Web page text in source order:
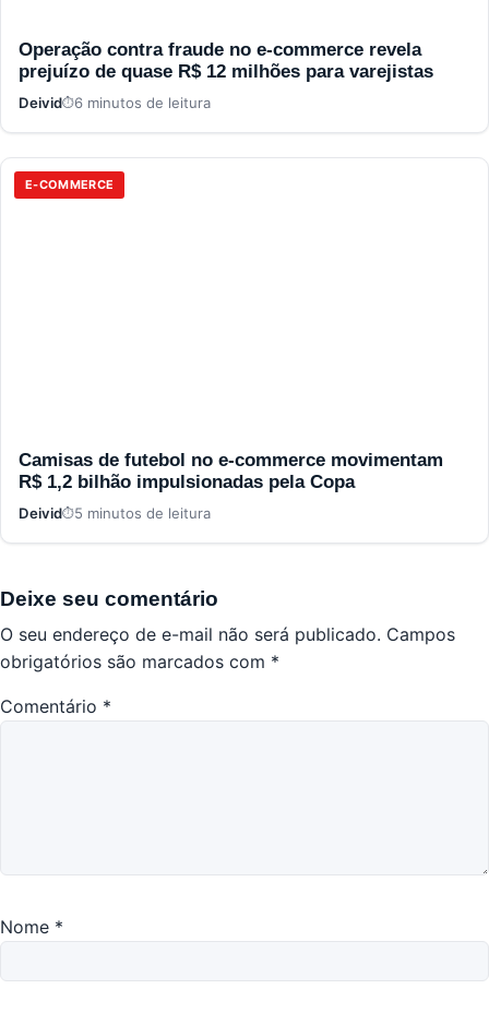
Operação contra fraude no e-commerce revela
prejuízo de quase R$ 12 milhões para varejistas
Deivid 6 minutos de leitura
E-COMMERCE
Camisas de futebol no e-commerce movimentam
R$ 1,2 bilhão impulsionadas pela Copa
Deivid 5 minutos de leitura
Deixe seu comentário
O seu endereço de e-mail não será publicado. Campos
obrigatórios são marcados com *
Comentário *
Nome *